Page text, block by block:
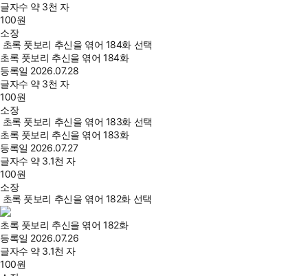
글자수 약 3천 자
100원
소장
초록 풋보리 추신을 엮어 184화 선택
초록 풋보리 추신을 엮어 184화
등록일 2026.07.28
글자수 약 3천 자
100원
소장
초록 풋보리 추신을 엮어 183화 선택
초록 풋보리 추신을 엮어 183화
등록일 2026.07.27
글자수 약 3.1천 자
100원
소장
초록 풋보리 추신을 엮어 182화 선택
초록 풋보리 추신을 엮어 182화
등록일 2026.07.26
글자수 약 3.1천 자
100원